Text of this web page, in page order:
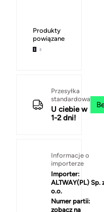
Produkty
powiązane
Przesyłka
standardowa
U ciebie w
1-2 dni!
Informacje o
importerze
Importer:
ALTWAY(PL) Sp.
o.o.
Numer partii:
zobacz na